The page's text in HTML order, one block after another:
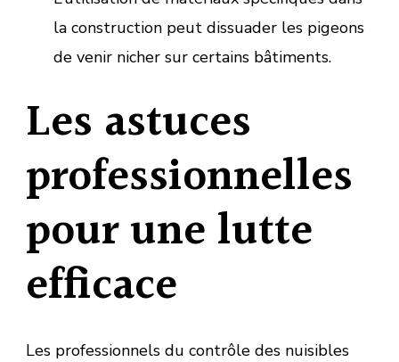
la construction peut dissuader les pigeons
de venir nicher sur certains bâtiments.
Les astuces
professionnelles
pour une lutte
efficace
Les professionnels du contrôle des nuisibles